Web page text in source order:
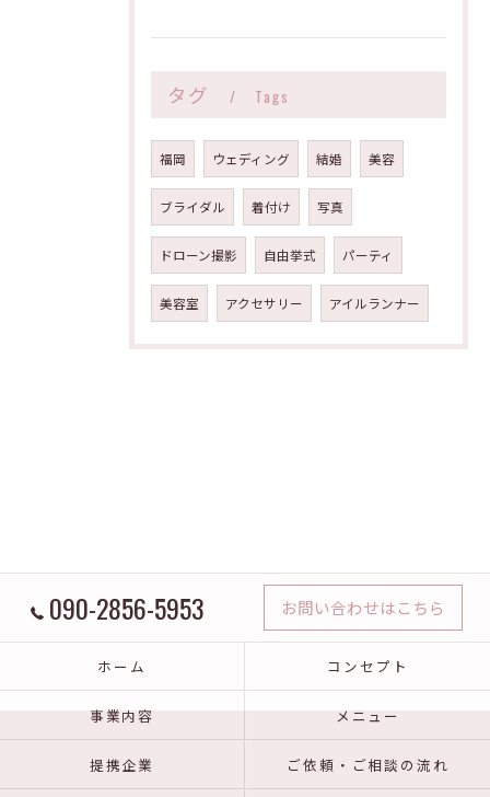
タグ Tags
福岡 ウェディング 結婚 美容
ブライダル 着付け 写真
ドローン撮影 自由挙式 パーティ
美容室 アクセサリー アイルランナー
090-2856-5953 お問い合わせはこちら
ホーム コンセプト
事業内容 メニュー
提携企業 ご依頼・ご相談の流れ